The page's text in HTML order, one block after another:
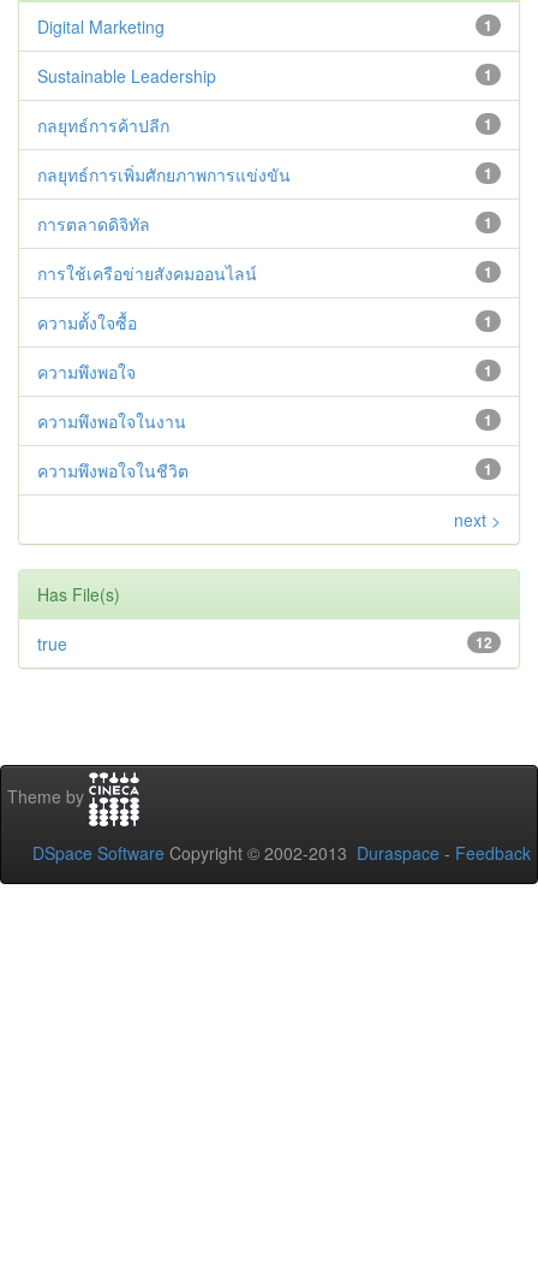
1
Digital Marketing
1
Sustainable Leadership
1
กลยุทธ์การค้าปลีก
1
กลยุทธ์การเพิ่มศักยภาพการแข่งขัน
1
การตลาดดิจิทัล
1
การใช้เครือข่ายสังคมออนไลน์
1
ความตั้งใจซื้อ
1
ความพึงพอใจ
1
ความพึงพอใจในงาน
1
ความพึงพอใจในชีวิต
next >
Has File(s)
12
true
Theme by
DSpace Software Copyright © 2002-2013 Duraspace - Feedback